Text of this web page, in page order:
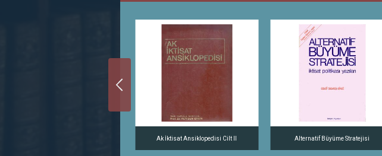
Ak İktisat Ansiklopedisi Cilt II Alternatif Büyüme Stratejisi